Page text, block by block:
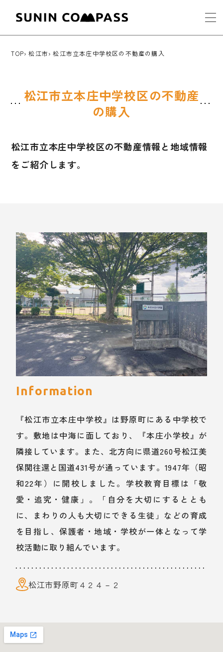
TOP 松江市 松江市立本庄中学校区の不動産の購入
松江市立本庄中学校区の不動産
の購入
松江市立本庄中学校区の不動産情報と地域情報
をご紹介します。
Information
『松江市立本庄中学校』は野原町にある中学校で
す。敷地は中海に面しており、『本庄小学校』が
隣接しています。また、北方向に県道260号松江美
保関往還と国道431号が通っています。1947年（昭
和22年）に開校しました。学校教育目標は「敬
愛・追究・健康」。「自分を大切にするととも
に、まわりの人も大切にできる生徒」などの育成
を目指し、保護者・地域・学校が一体となって学
校活動に取り組んでいます。
松江市野原町４２４－２